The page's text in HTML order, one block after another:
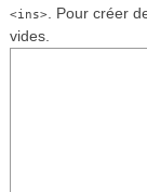
<ins>. Pour créer
vides.